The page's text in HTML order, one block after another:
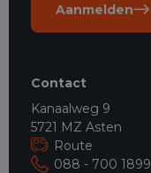
Aanmelden
Contact
Kanaalweg 9
5721 MZ Asten
Route
088 - 700 1899